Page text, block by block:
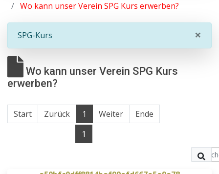
Wo kann unser Verein SPG Kurs erwerben?
×
SPG-Kurs
Wo kann unser Verein SPG Kurs
erwerben?
Start Zurück 1 Weiter
Ende
1